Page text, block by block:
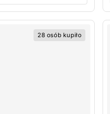
28 osób kupiło